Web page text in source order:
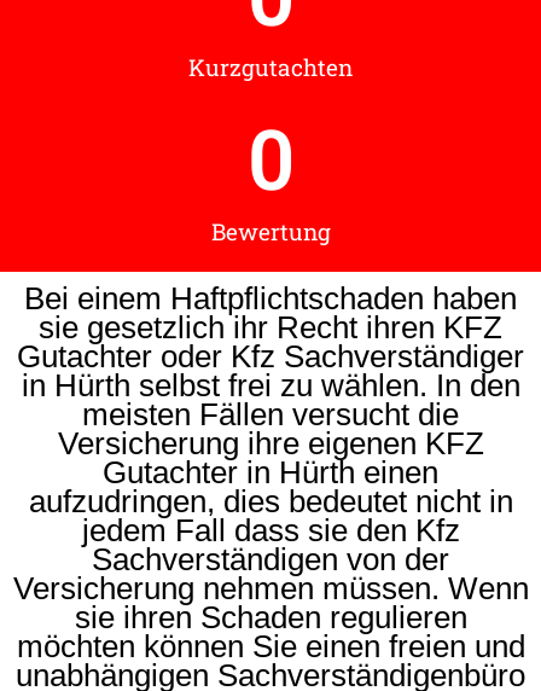
Kurzgutachten
Bewertung
0
Bei einem Haftpflichtschaden haben
sie gesetzlich ihr Recht ihren KFZ
Gutachter oder Kfz Sachverständiger
in Hürth selbst frei zu wählen. In den
meisten Fällen versucht die
Versicherung ihre eigenen KFZ
Gutachter in Hürth einen
aufzudringen, dies bedeutet nicht in
jedem Fall dass sie den Kfz
Sachverständigen von der
Versicherung nehmen müssen. Wenn
sie ihren Schaden regulieren
möchten können Sie einen freien und
unabhängigen Sachverständigenbüro